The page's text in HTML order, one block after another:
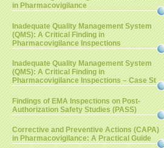
in Pharmacovigilance
Inadequate Quality Management System
(QMS): A Critical Finding in
Pharmacovigilance Inspections
Inadequate Quality Management System
(QMS): A Critical Finding in
Pharmacovigilance Inspections – Case St
Findings of EMA Inspections on Post-
Authorization Safety Studies (PASS)
Corrective and Preventive Actions (CAPA)
in Pharmacovigilance: A Practical Guide